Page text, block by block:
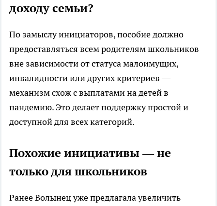
доходу семьи?
По замыслу инициаторов, пособие должно
предоставляться всем родителям школьников
вне зависимости от статуса малоимущих,
инвалидности или других критериев —
механизм схож с выплатами на детей в
пандемию. Это делает поддержку простой и
доступной для всех категорий.
Похожие инициативы — не
только для школьников
Ранее Волынец уже предлагала увеличить